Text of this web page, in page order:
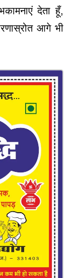
देता हूँ,
आगे भी